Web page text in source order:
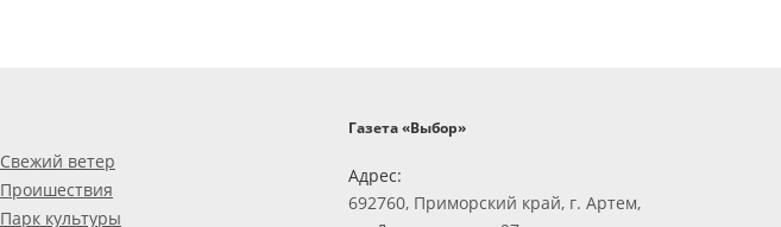
Свежий ветер
Проишествия
Парк культуры
Газета «Выбор»
Адрес:
692760, Приморский край, г. Артем,